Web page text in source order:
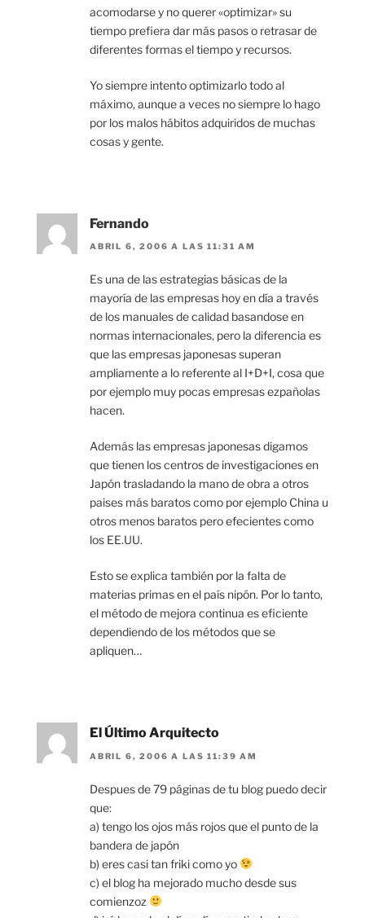
acomodarse y no querer «optimizar» su
tiempo prefiera dar más pasos o retrasar de
diferentes formas el tiempo y recursos.
Yo siempre intento optimizarlo todo al
máximo, aunque a veces no siempre lo hago
por los malos hábitos adquiridos de muchas
cosas y gente.
Fernando
ABRIL 6, 2006 A LAS 11:31 AM
Es una de las estrategias básicas de la
mayoría de las empresas hoy en día a través
de los manuales de calidad basandose en
normas internacionales, pero la diferencia es
que las empresas japonesas superan
ampliamente a lo referente al I+D+I, cosa que
por ejemplo muy pocas empresas ezpañolas
hacen.
Además las empresas japonesas digamos
que tienen los centros de investigaciones en
Japón trasladando la mano de obra a otros
paises más baratos como por ejemplo China u
otros menos baratos pero efecientes como
los EE.UU.
Esto se explica también por la falta de
materias primas en el país nipón. Por lo tanto,
el método de mejora continua es eficiente
dependiendo de los métodos que se
apliquen…
El Último Arquitecto
ABRIL 6, 2006 A LAS 11:39 AM
Despues de 79 páginas de tu blog puedo decir
que:
a) tengo los ojos más rojos que el punto de la
bandera de japón
b) eres casi tan friki como yo
c) el blog ha mejorado mucho desde sus
comienzoz